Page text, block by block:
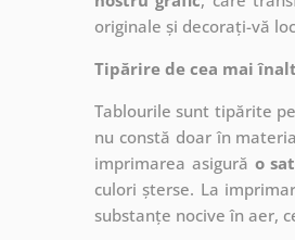
originale și decorați-vă
Tipărire de cea mai
Tablourile sunt tipărite
nu constă doar în
imprimarea asigură o
culori șterse. La
substanțe nocive în aer,